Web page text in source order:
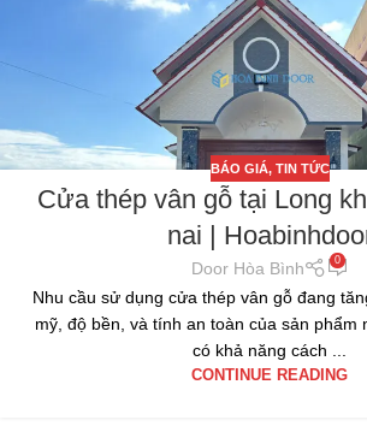
BÁO GIÁ, TIN TỨC
Cửa thép vân gỗ tại Long
nai |
Door Hòa Bình 0
Nhu cầu sử dụng cửa thép vân gỗ đang
mỹ, độ bền, và tính an toàn của sản phẩm
có khả năng cách ...
CONTINUE READING